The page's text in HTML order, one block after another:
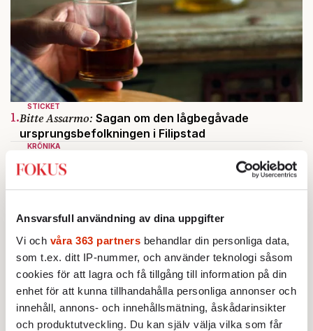
Ansvarsfull användning av dina uppgifter
Vi och våra 363 partners behandlar din personliga data,
som t.ex. ditt IP-nummer, och använder teknologi såsom
cookies för att lagra och få tillgång till information på din
enhet för att kunna tillhandahålla personliga annonser och
innehåll, annons- och innehållsmätning, åskådarinsikter
och produktutveckling. Du kan själv välja vilka som får
STICKET
1.Bitte Assarmo: Sagan om den lågbegåvade
ursprungsbefolkningen i Filipstad
KRÖNIKA
Efter islamistdådet oroar sig
vänstern för Agnes Wold
KRÖNIKA
Johan Hakelius:
mellan raderna
STICKET
5.Dan Korn: Quisling, quislingar och sten i glashus
6.Johan Romin:Varför ställs aldrig dessa frågor?